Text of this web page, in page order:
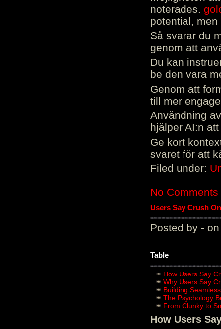
noterades.
potential, men
Så svarar du
genom att
Du kan
be den vara
Genom att
till mer
Användning
hjälper AI:n
Ge kort
svaret för att
Filed under:
No Comments
Users Say Crush
Posted by - on
Table
How Users Say
Why Users Say
Building
The Psychology
From Clunky to
How Users